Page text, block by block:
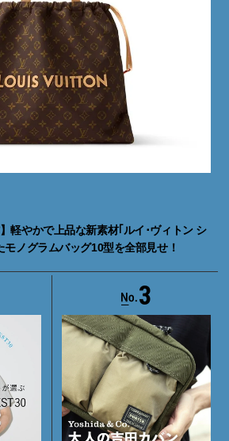
軽やかで上品な新素材｢ルイ･ヴィトン シ
モノグラムバッグ10型を全部見せ！
3